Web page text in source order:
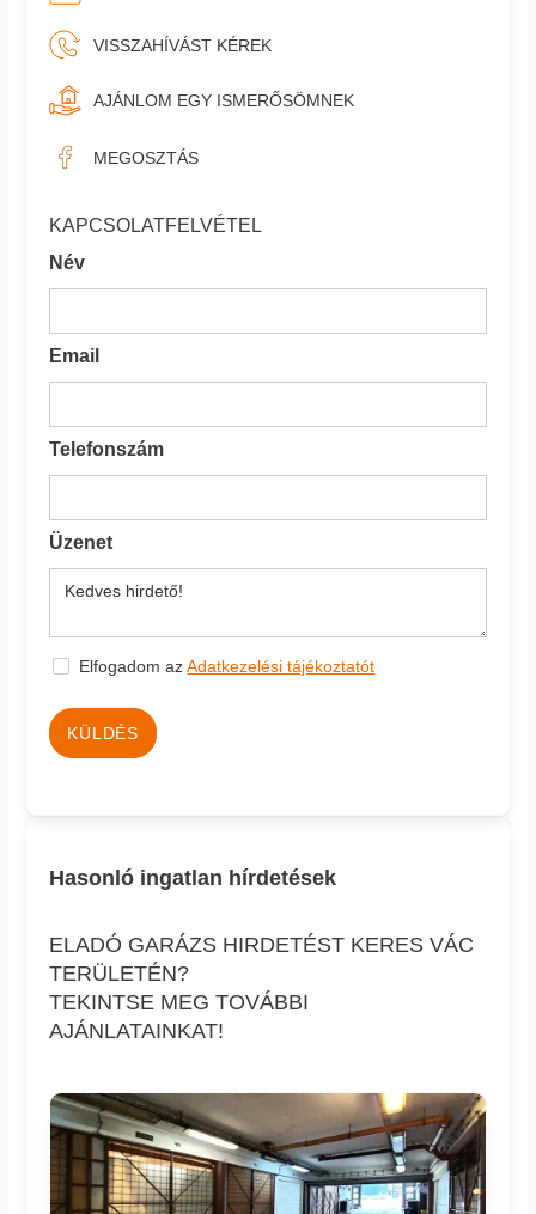
VISSZAHÍVÁST KÉREK
AJÁNLOM EGY ISMERŐSÖMNEK
MEGOSZTÁS
KAPCSOLATFELVÉTEL
Név
Email
Telefonszám
Üzenet
Elfogadom azAdatkezelési tájékoztatót
KÜLDÉS
Hasonló ingatlan hírdetések
ELADÓ GARÁZS HIRDETÉST KERES VÁC
TERÜLETÉN?
TEKINTSE MEG TOVÁBBI
AJÁNLATAINKAT!